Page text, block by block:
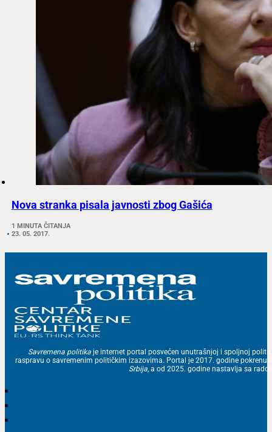
Nova stranka pisala javnosti zbog Gašića
1 MINUTA ČITANJA
23. 05. 2017.
Savremena politika je internet portal posvećen unutrašnjoj i spoljnoj
raspravu o savremenim političkim izazovima. Portal je 2017. godine
Srbija , a od 2025. godine nastavlja sa